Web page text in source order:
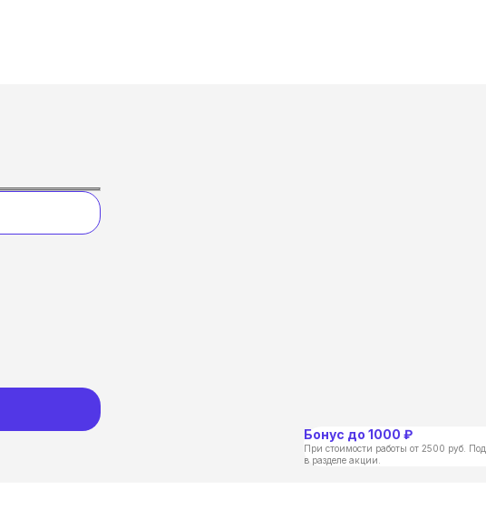
Бонус до 1000 ₽
При стоимости работы от 2500 руб.
в разделе акции.